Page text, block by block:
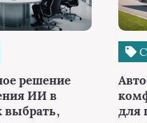
решение
ИИ в
выбрать,
для